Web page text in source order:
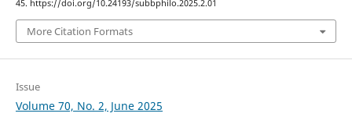
45. https://doi.org/10.24193/subbphilo.2025.2.01
More Citation Formats
Issue
Volume 70, No. 2, June 2025